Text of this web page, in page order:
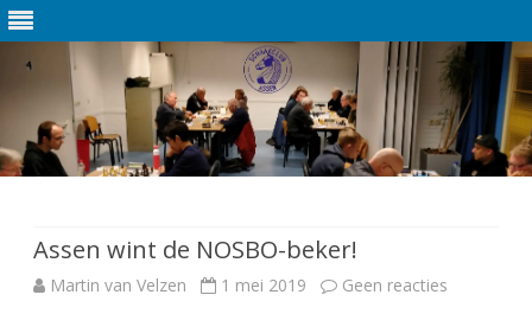
de
inhoud
Assen wint de NOSBO-beker!
Martin van Velzen 1 mei 2019 Geen reacties